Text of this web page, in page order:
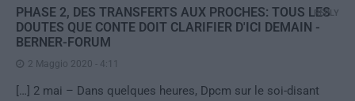
PHASE 2, DES TRANSFERTS AUX PROCHES: TOUS LES
DOUTES QUE CONTE DOIT CLARIFIER D'ICI DEMAIN -
BERNER-FORUM
2 Maggio 2020 - 4:11
[…] 2 mai – Dans quelques heures, Dpcm sur le soi-disant
REPLY